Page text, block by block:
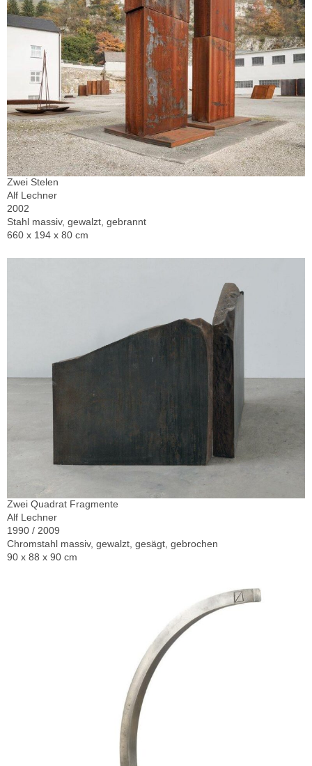
Zwei Stelen
Alf Lechner
2002
Stahl massiv, gewalzt, gebrannt
660 x 194 x 80 cm
Zwei Quadrat Fragmente
Alf Lechner
1990 / 2009
Chromstahl massiv, gewalzt, gesägt, gebrochen
90 x 88 x 90 cm